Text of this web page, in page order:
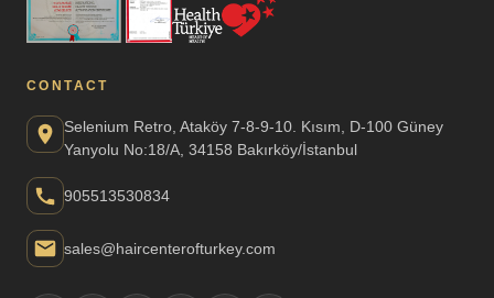
CONTACT
Selenium Retro, Ataköy 7-8-9-10. Kısım, D-100 Güney
Yanyolu No:18/A, 34158 Bakırköy/İstanbul
905513530834
sales@haircenterofturkey.com